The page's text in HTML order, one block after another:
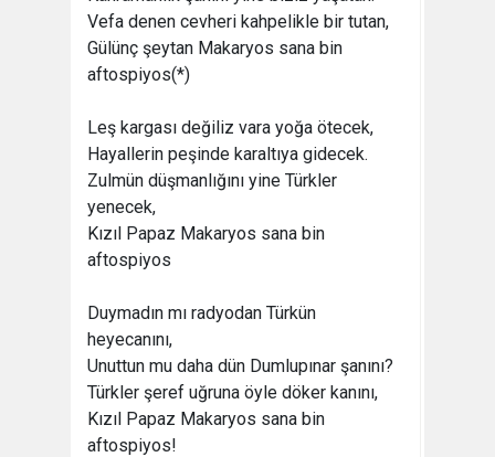
Vefa denen cevheri kahpelikle bir tutan,
Gülünç şeytan Makaryos sana bin
aftospiyos(*)
Leş kargası değiliz vara yoğa ötecek,
Hayallerin peşinde karaltıya gidecek.
Zulmün düşmanlığını yine Türkler
yenecek,
Kızıl Papaz Makaryos sana bin
aftospiyos
Duymadın mı radyodan Türkün
heyecanını,
Unuttun mu daha dün Dumlupınar şanını?
Türkler şeref uğruna öyle döker kanını,
Kızıl Papaz Makaryos sana bin
aftospiyos!